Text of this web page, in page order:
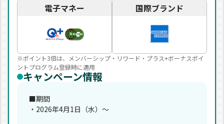
電子マネー
国際ブランド
※ポイント3倍は、メンバーシップ・リワード・プラス+ボーナスポイ
ントプログラム登録時に適用
キャンペーン情報
■期間
・2026年4月1日（水）～